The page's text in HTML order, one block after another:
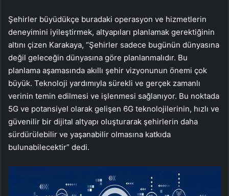
Şehirler büyüdükçe buradaki operasyon ve hizmetlerin
deneyimini iyileştirmek, altyapıları planlamak gerektiğinin
altını çizen Karakaya, “Şehirler sadece bugünün dünyasına
değil geleceğin dünyasına göre planlanmalıdır. Bu
planlama aşamasında akıllı şehir vizyonunun önemi çok
büyük. Teknoloji yardımıyla sürekli ve gerçek zamanlı
verinin temin edilmesi ve işlenmesi sağlanıyor. Bu noktada
5G ve potansiyel olarak gelişen 6G teknolojilerinin, hızlı ve
güvenilir bir dijital altyapı oluşturarak şehirlerin daha
sürdürülebilir ve yaşanabilir olmasına katkıda
bulunabilecektir” dedi.